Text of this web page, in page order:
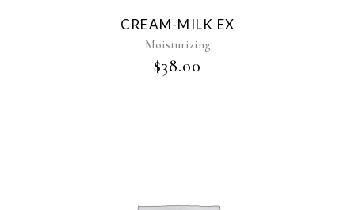
CREAM-MILK EX
Moisturizing
$38.00